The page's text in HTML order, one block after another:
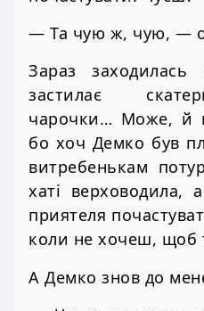
— Та чую ж, чую, —
Зараз заходилась
застилає
чарочки… Може, й
бо хоч Демко був
витребенькам
хаті верховодила,
приятеля
коли не хочеш, щоб
А Демко знов до